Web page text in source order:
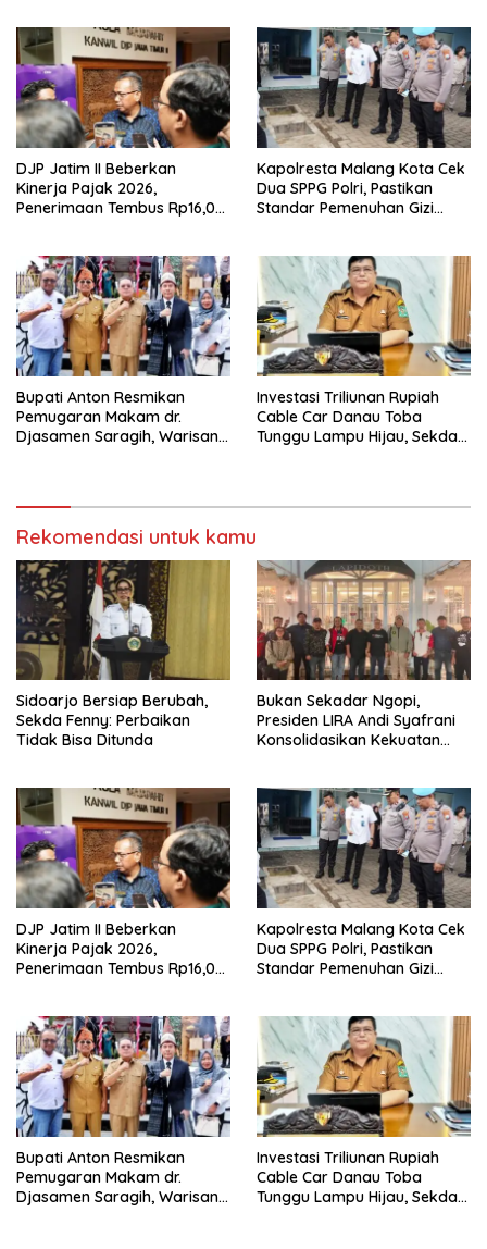
DJP Jatim II Beberkan
Kinerja Pajak 2026,
Penerimaan Tembus Rp16,08
Kapolresta Malang Kota Cek
Dua SPPG Polri, Pastikan
Standar Pemenuhan Gizi
Bupati Anton Resmikan
Pemugaran Makam dr.
Djasamen Saragih, Warisan
Investasi Triliunan Rupiah
Cable Car Danau Toba
Tunggu Lampu Hijau, Sekda
Rekomendasi untuk kamu
Sidoarjo Bersiap Berubah,
Sekda Fenny: Perbaikan
Tidak Bisa Ditunda
Bukan Sekadar Ngopi,
Presiden LIRA Andi Syafrani
Konsolidasikan Kekuatan
DJP Jatim II Beberkan
Kinerja Pajak 2026,
Penerimaan Tembus Rp16,08
Kapolresta Malang Kota Cek
Dua SPPG Polri, Pastikan
Standar Pemenuhan Gizi
Bupati Anton Resmikan
Pemugaran Makam dr.
Djasamen Saragih, Warisan
Investasi Triliunan Rupiah
Cable Car Danau Toba
Tunggu Lampu Hijau, Sekda